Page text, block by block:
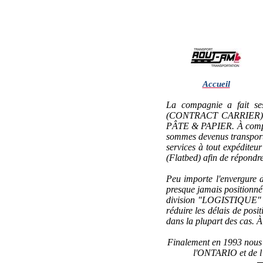
Accueil
La compagnie a fait
(CONTRACT
PÂTE & PAPIER. À
sommes devenus
services à tout
(Flatbed) afin de
Peu importe l'envergure
presque jamais
division "LOGISTIQUE"
réduire les délais de
dans la plupart des cas.
Finalement en 1993
l'ONTARIO et de